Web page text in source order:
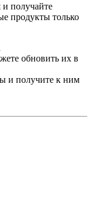
и получайте
продукты только
обновить их в
и получите к ним